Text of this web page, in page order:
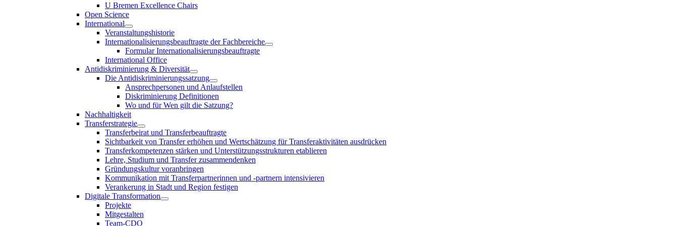
U Bremen Excellence Chairs
Open Science
International
Veranstaltungshistorie
Internationalisierungsbeauftragte der Fachbereiche
Formular Internationalisierungsbeauftragte
International Office
Antidiskriminierung & Diversität
Die Antidiskriminierungssatzung
Ansprechpersonen und Anlaufstellen
Diskriminierung Definitionen
Wo und für Wen gilt die Satzung?
Nachhaltigkeit
Transferstrategie
Transferbeirat und Transferbeauftragte
Sichtbarkeit von Transfer erhöhen und Wertschätzung für Transferaktivitäten ausdrücken
Transferkompetenzen stärken und Unterstützungsstrukturen etablieren
Lehre, Studium und Transfer zusammendenken
Gründungskultur voranbringen
Kommunikation mit Transferpartnerinnen und -partnern intensivieren
Verankerung in Stadt und Region festigen
Digitale Transformation
Projekte
Mitgestalten
Team-CDO